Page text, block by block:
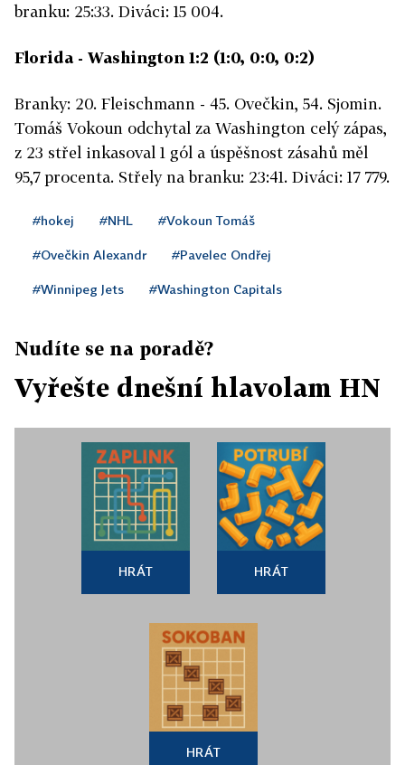
branku: 25:33. Diváci: 15 004.
Florida - Washington 1:2 (1:0, 0:0, 0:2)
Branky: 20. Fleischmann - 45. Ovečkin, 54. Sjomin.
Tomáš Vokoun odchytal za Washington celý zápas,
z 23 střel inkasoval 1 gól a úspěšnost zásahů měl
95,7 procenta. Střely na branku: 23:41. Diváci: 17 779.
#hokej #NHL #Vokoun Tomáš
#Ovečkin Alexandr #Pavelec Ondřej
#Winnipeg Jets #Washington Capitals
Nudíte se na poradě?
Vyřešte dnešní hlavolam HN
HRÁT HRÁT
HRÁT